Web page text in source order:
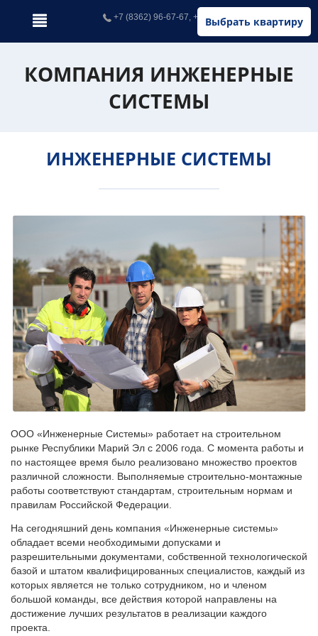
Выбрать квартиру
+7 (8362) 96-67-67, +7 (902) 326-67-67
КОМПАНИЯ ИНЖЕНЕРНЫЕ
СИСТЕМЫ
ИНЖЕНЕРНЫЕ СИСТЕМЫ
ООО «Инженерные Системы» работает на строительном
рынке Республики Марий Эл с 2006 года. С момента работы и
по настоящее время было реализовано множество проектов
различной сложности. Выполняемые строительно-монтажные
работы соответствуют стандартам, строительным нормам и
правилам Российской Федерации.
На сегодняшний день компания «Инженерные системы»
обладает всеми необходимыми допусками и
разрешительными документами, собственной технологической
базой и штатом квалифицированных специалистов, каждый из
которых является не только сотрудником, но и членом
большой команды, все действия которой направлены на
достижение лучших результатов в реализации каждого
проекта.